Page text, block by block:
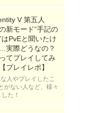
V 第五人
新モード“手記の
はPvEと聞いたけ
実際どうなの？
てプレイしてみ
プレイレポ】
人やプレイしたこ
がない人など、様々
た！